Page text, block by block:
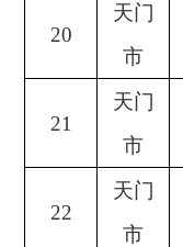
20
天门
市
21
天门
市
22
天门
市